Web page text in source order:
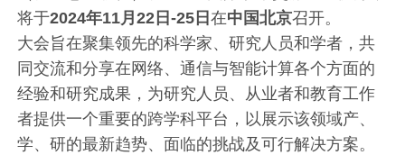
将于2024年11月22日-25日在中国北京召开。
大会旨在聚集领先的科学家、研究人员和学者，共
同交流和分享在网络、通信与智能计算各个方面的
经验和研究成果，为研究人员、从业者和教育工作
者提供一个重要的跨学科平台，以展示该领域产、
学、研的最新趋势、面临的挑战及可行解决方案。